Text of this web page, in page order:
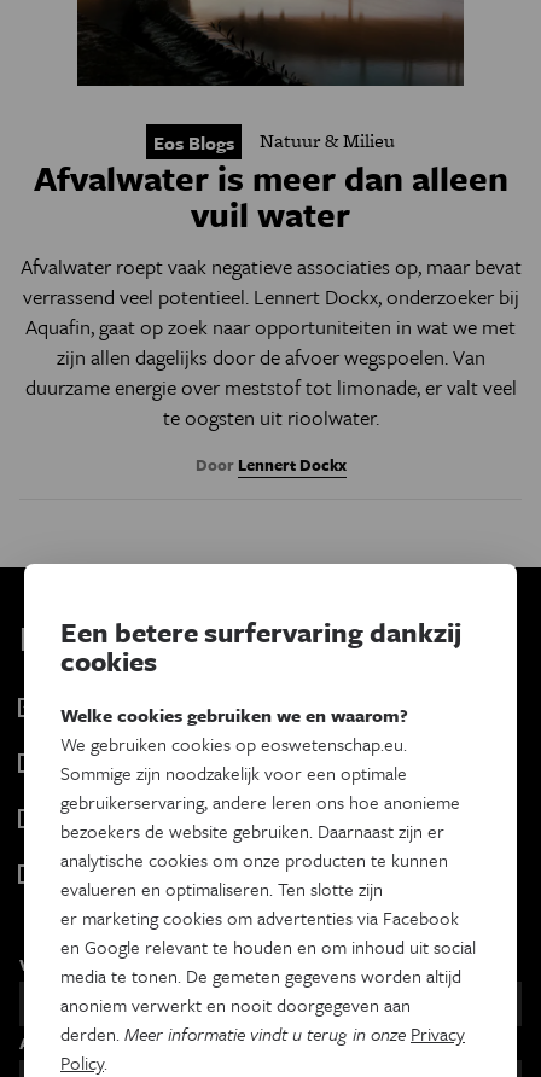
Eos Blogs Natuur & Milieu
Afvalwater is meer dan alleen
vuil water
Afvalwater roept vaak negatieve associaties op, maar bevat
verrassend veel potentieel. Lennert Dockx, onderzoeker bij
Aquafin, gaat op zoek naar opportuniteiten in wat we met
zijn allen dagelijks door de afvoer wegspoelen. Van
duurzame energie over meststof tot limonade, er valt veel
te oogsten uit rioolwater.
Door Lennert Dockx
Kies je nieuwsbrief
Eos Wetenschap
Tracé
Psyche & brein
Tweewekelijks
Iedereen wetenschapper
Maandelijks
Voornaam
Achternaam
Een betere surfervaring dankzij
cookies
Welke cookies gebruiken we en waarom?
We gebruiken cookies op eoswetenschap.eu.
Sommige zijn noodzakelijk voor een optimale
gebruikerservaring, andere leren ons hoe anonieme
bezoekers de website gebruiken. Daarnaast zijn er
analytische cookies om onze producten te kunnen
evalueren en optimaliseren. Ten slotte zijn
er marketing cookies om advertenties via Facebook
en Google relevant te houden en om inhoud uit social
media te tonen. De gemeten gegevens worden altijd
anoniem verwerkt en nooit doorgegeven aan
derden.Meer informatie vindt u terug in onze Privacy
Policy.